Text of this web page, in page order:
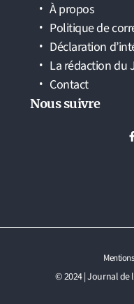
À propos
Politique de
Déclaration
La rédaction du
Contact
Nous suivre
© 2024 | Journal de